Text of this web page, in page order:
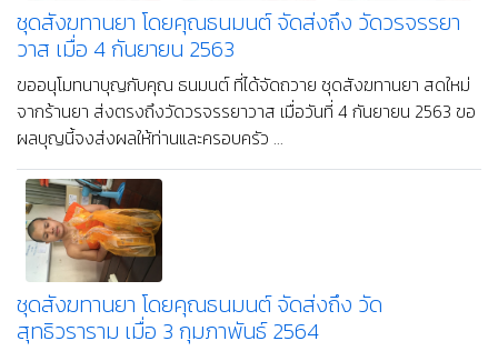
ชุดสังฆทานยา โดยคุณธนมนต์ จัดส่งถึง วัดวรจรรยา
วาส เมื่อ 4 กันยายน 2563
ขออนุโมทนาบุญกับคุณ ธนมนต์ ที่ได้จัดถวาย ชุดสังฆทานยา สดใหม่
จากร้านยา ส่งตรงถึงวัดวรจรรยาวาส เมื่อวันที่ 4 กันยายน 2563 ขอ
ผลบุญนี้จงส่งผลให้ท่านและครอบครัว ...
ชุดสังฆทานยา โดยคุณธนมนต์ จัดส่งถึง วัด
สุทธิวราราม เมื่อ 3 กุมภาพันธ์ 2564